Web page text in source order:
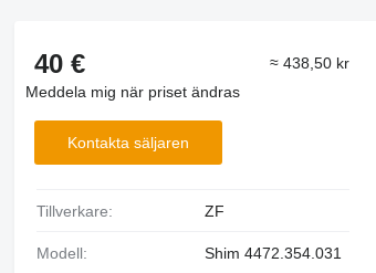
40 €
≈ 438,50 kr
Meddela mig när priset ändras
Kontakta säljaren
Tillverkare: ZF
Modell: Shim 4472.354.031